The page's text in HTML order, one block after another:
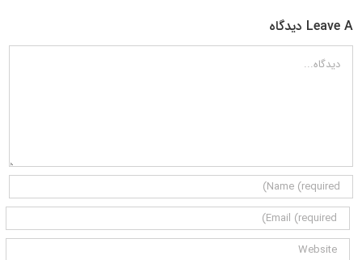
Leave A دیدگاه
دیدگاه